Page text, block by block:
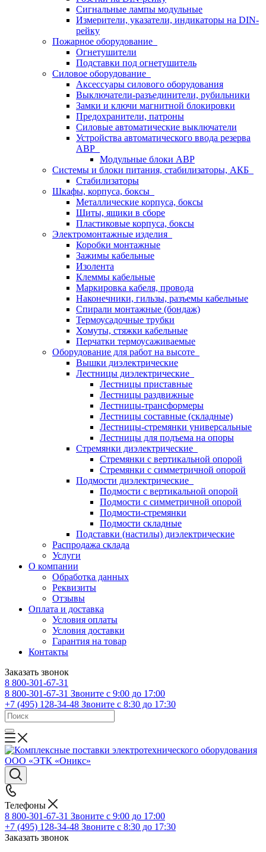
Сигнальные лампы модульные
Измерители, указатели, индикаторы на DIN-
рейку
Пожарное оборудование
Огнетушители
Подставки под огнетушитель
Силовое оборудование
Аксессуары силового оборудования
Выключатели-разъединители, рубильники
Замки и ключи магнитной блокировки
Предохранители, патроны
Силовые автоматические выключатели
Устройства автоматического ввода резерва
АВР
Модульные блоки АВР
Системы и блоки питания, стабилизаторы, АКБ
Стабилизаторы
Шкафы, корпуса, боксы
Металлические корпуса, боксы
Щиты, ящики в сборе
Пластиковые корпуса, боксы
Электромонтажные изделия
Коробки монтажные
Зажимы кабельные
Изолента
Клеммы кабельные
Маркировка кабеля, провода
Наконечники, гильзы, разъемы кабельные
Спирали монтажные (бондаж)
Термоусадочные трубки
Хомуты, стяжки кабельные
Перчатки термоусаживаемые
Оборудование для работ на высоте
Вышки диэлектрические
Лестницы диэлектрические
Лестницы приставные
Лестницы раздвижные
Лестницы-трансформеры
Лестницы составные (складные)
Лестницы-стремянки универсальные
Лестницы для подъема на опоры
Стремянки диэлектрические
Стремянки с вертикальной опорой
Стремянки с симметричной опорой
Подмости диэлектрические
Подмости с вертикальной опорой
Подмости с симметричной опорой
Подмости-стремянки
Подмости складные
Подставки (настилы) диэлектрические
Распродажа склада
Услуги
О компании
Обработка данных
Реквизиты
Отзывы
Оплата и доставка
Условия оплаты
Условия доставки
Гарантия на товар
Контакты
Заказать звонок
8 800-301-67-31
8 800-301-67-31 Звоните с 9:00 до 17:00
+7 (495) 128-34-48 Звоните с 8:30 до 17:30
Телефоны
8 800-301-67-31 Звоните с 9:00 до 17:00
+7 (495) 128-34-48 Звоните с 8:30 до 17:30
Заказать звонок